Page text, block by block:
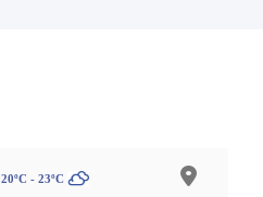
20ºC - 23ºC